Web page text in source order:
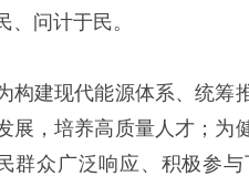
、问计于民。
建现代能源体系、统筹推
展，培养高质量人才；
群众广泛响应、积极参